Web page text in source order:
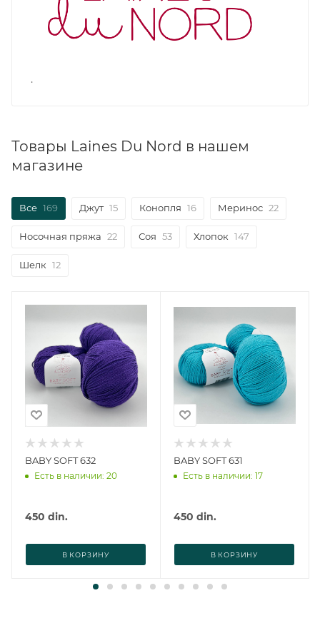
.
Товары Laines Du Nord в нашем
магазине
Все 169 Джут 15 Конопля 16 Меринос 22
Носочная пряжа 22 Соя 53 Хлопок 147
Шелк 12
BABY SOFT 632
Есть в наличии: 20
450 din.
В КОРЗИНУ
BABY SOFT 631
Есть в наличии: 17
450 din.
В КОРЗИНУ